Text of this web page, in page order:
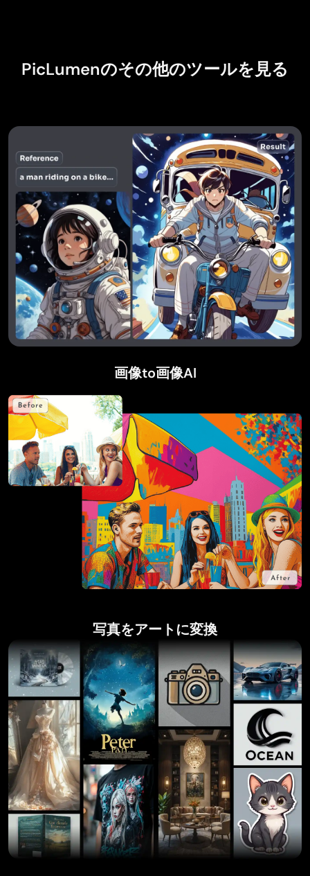
PicLumenのその他のツールを見る
画像to画像AI
写真をアートに変換